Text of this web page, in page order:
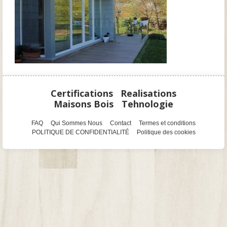
Certifications
Realisations
Maisons Bois
Tehnologie
FAQ Qui Sommes Nous Contact
Termes et conditions
POLITIQUE DE CONFIDENTIALITÉ
Politique des cookies